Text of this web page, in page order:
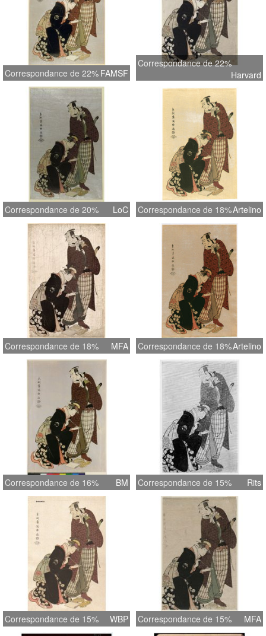
Correspondance de 22% FAMSF
Correspondance de 22%
Harvard
Correspondance de 20% LoC Correspondance de 18%Artelino
Correspondance de 18% MFA Correspondance de 18%Artelino
Correspondance de 16% BM Correspondance de 15% Rits
Correspondance de 15% WBP Correspondance de 15% MFA